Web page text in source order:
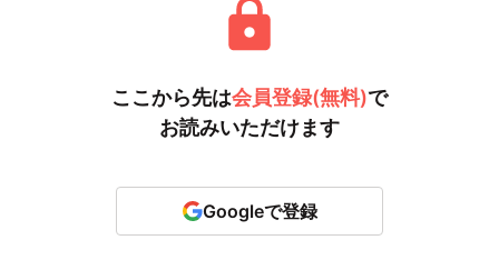
ここから先は会員登録(無料)で
お読みいただけます
Googleで登録